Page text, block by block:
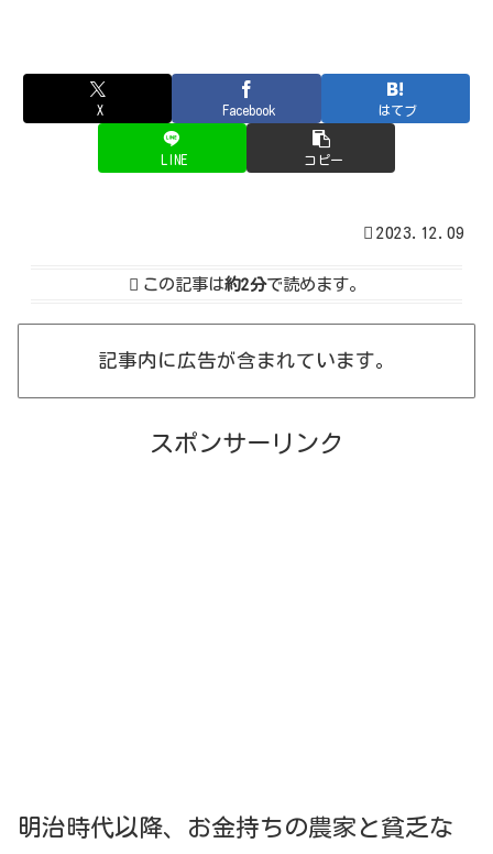
X Facebook はてブ
LINE コピー
2023.12.09
この記事は約2分で読めます。
記事内に広告が含まれています。
スポンサーリンク
明治時代以降、お金持ちの農家と貧乏な